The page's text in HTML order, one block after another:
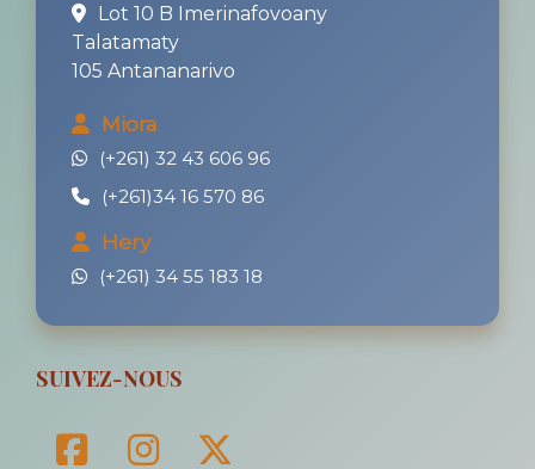
Lot 10 B Imerinafovoany
Talatamaty
105 Antananarivo
Miora
(+261) 32 43 606 96
(+261)34 16 570 86
Hery
(+261) 34 55 183 18
SUIVEZ-NOUS